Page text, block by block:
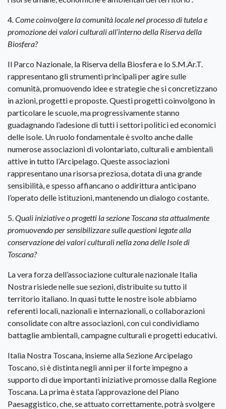
4 . Come coinvolgere la comunità locale nel processo di tutela e
promozione dei valori culturali all’interno della Riserva della
Biosfera?
Il Parco Nazionale, la Riserva della Biosfera e lo S.M.Ar.T.
rappresentano gli strumenti principali per agire sulle
comunità, promuovendo idee e strategie che si concretizzano
in azioni, progetti e proposte. Questi progetti coinvolgono in
particolare le scuole, ma progressivamente stanno
guadagnando l’adesione di tutti i settori politici ed economici
delle isole. Un ruolo fondamentale è svolto anche dalle
numerose associazioni di volontariato, culturali e ambientali
attive in tutto l’Arcipelago. Queste associazioni
rappresentano una risorsa preziosa, dotata di una grande
sensibilità, e spesso affiancano o addirittura anticipano
l’operato delle istituzioni, mantenendo un dialogo costante.
5. Quali iniziative o progetti la sezione Toscana sta attualmente
promuovendo per sensibilizzare sulle questioni legate alla
conservazione dei valori culturali nella zona delle Isole di
Toscana?
La vera forza dell’associazione culturale nazionale Italia
Nostra risiede nelle sue sezioni, distribuite su tutto il
territorio italiano. In quasi tutte le nostre isole abbiamo
referenti locali, nazionali e internazionali, o collaborazioni
consolidate con altre associazioni, con cui condividiamo
battaglie ambientali, campagne culturali e progetti educativi.
Italia Nostra Toscana, insieme alla Sezione Arcipelago
Toscano, si è distinta negli anni per il forte impegno a
supporto di due importanti iniziative promosse dalla Regione
Toscana. La prima è stata l’approvazione del Piano
Paesaggistico, che, se attuato correttamente, potrà svolgere